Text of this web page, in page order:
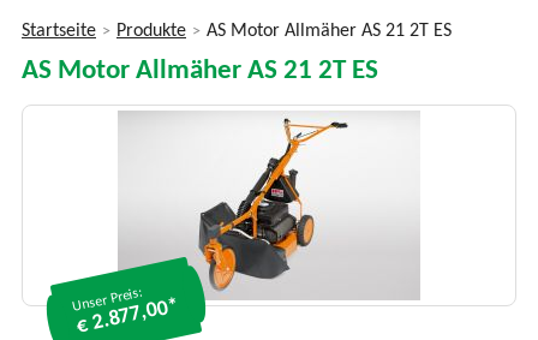
sind
hier
Startseite > Produkte > AS Motor Allmäher AS 21 2T ES
AS Motor Allmäher AS 21 2T ES
Unser Preis:
€ 2.877,00*